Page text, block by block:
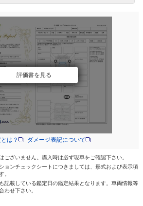
評価書を見る
は？ ダメージ表記について
ざいません。購入時は必ず現車をご確認下さい。
ョンチェックシートにつきましては、形式および表示項
。
記載している鑑定日の鑑定結果となります。車両情報等
わせ下さい。